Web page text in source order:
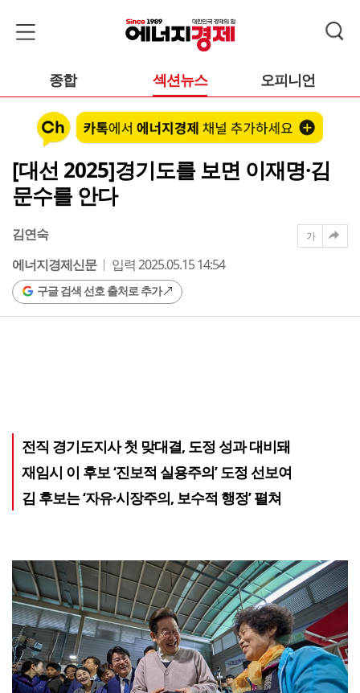
종합 섹션뉴스 오피니언
[대선 2025]경기도를 보면 이재명·김
문수를 안다
김연숙
에너지경제신문
입력 2025.05.15 14:54
구글 검색 선호 출처로 추가
가
전직 경기도지사 첫 맞대결, 도정 성과 대비돼
재임시 이 후보 ‘진보적 실용주의’ 도정 선보여
김 후보는 ‘자유·시장주의, 보수적 행정’ 펼쳐